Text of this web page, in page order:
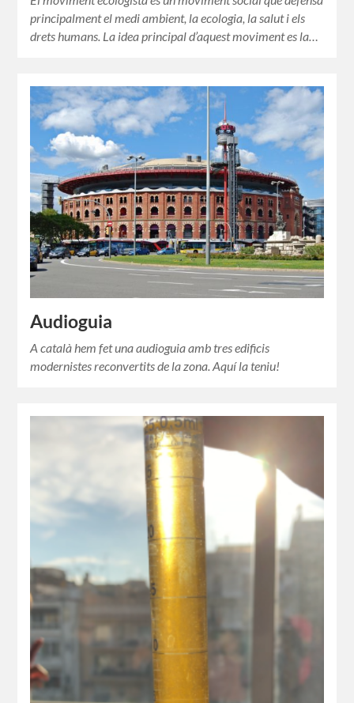
principalment el medi ambient, la ecologia, la salut i els
drets humans. La idea principal d’aquest moviment es la…
Audioguia
A català hem fet una audioguia amb tres edificis
modernistes reconvertits de la zona. Aquí la teniu!